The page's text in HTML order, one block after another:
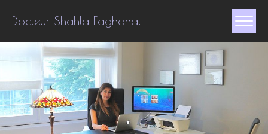
Docteur Shahla Faghahati